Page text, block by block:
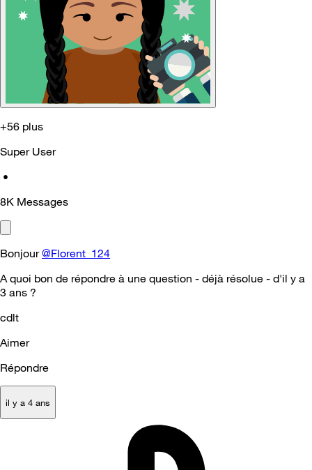
+56 plus
Super User
•
8K Messages
Bonjour@Florent_124
A quoi bon de répondre à une question - déjà résolue - d'il y a
3 ans ?
cdlt
Aimer
Répondre
il y a 4 ans